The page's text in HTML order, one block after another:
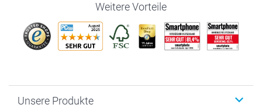
Weitere Vorteile
Unsere Produkte